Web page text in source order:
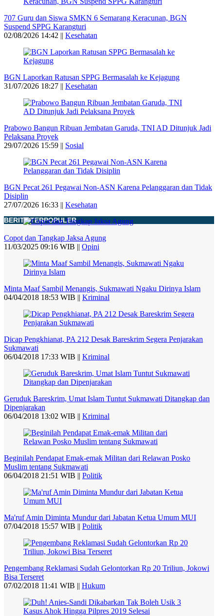
707 Guru dan Siswa SMKN 6 Semarang Keracunan, BGN
Suspend SPPG Karangturi
02/08/2026 14:42 || Kesehatan
BGN Laporkan Ratusan SPPG Bermasalah ke Kejagung
31/07/2026 18:27 || Kesehatan
Prabowo Bangun Ribuan Jembatan Garuda, TNI AD Ditunjuk Jadi
Pelaksana Proyek
29/07/2026 15:59 || Sosial
BGN Pecat 261 Pegawai Non-ASN Karena Pelanggaran dan Tidak
Disiplin
27/07/2026 16:33 || Kesehatan
BERITA TERPOPULER
Copot dan Tangkap Jaksa Agung
11/03/2025 09:16 WIB || Opini
Minta Maaf Sambil Menangis, Sukmawati Ngaku Dirinya Islam
04/04/2018 18:53 WIB || Kriminal
Dicap Pengkhianat, PA 212 Desak Bareskrim Segera Penjarakan
Sukmawati
06/04/2018 17:33 WIB || Kriminal
Geruduk Bareskrim, Umat Islam Tuntut Sukmawati Ditangkap dan
Dipenjarakan
06/04/2018 13:02 WIB || Kriminal
Beginilah Pendapat Emak-emak Militan dari Relawan Posko
Muslim tentang Sukmawati
06/04/2018 21:51 WIB || Politik
Ma'ruf Amin Diminta Mundur dari Jabatan Ketua Umum MUI
07/04/2018 15:57 WIB || Politik
Pengembang Reklamasi Sudah Gelontorkan Rp 20 Triliun, Jokowi
Bisa Terseret
07/02/2018 11:41 WIB || Hukum